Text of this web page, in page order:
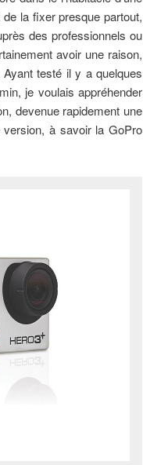
la fixer presque partout,
des professionnels ou
avoir une raison,
testé il y a quelques
je voulais appréhender
devenue rapidement une
version, à savoir la GoPro